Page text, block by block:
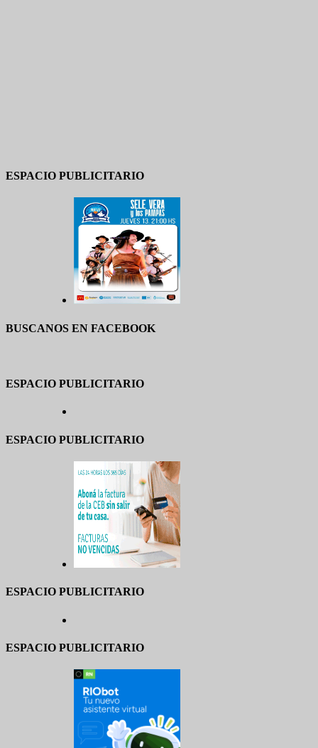
ESPACIO PUBLICITARIO
BUSCANOS EN FACEBOOK
ESPACIO PUBLICITARIO
ESPACIO PUBLICITARIO
ESPACIO PUBLICITARIO
ESPACIO PUBLICITARIO